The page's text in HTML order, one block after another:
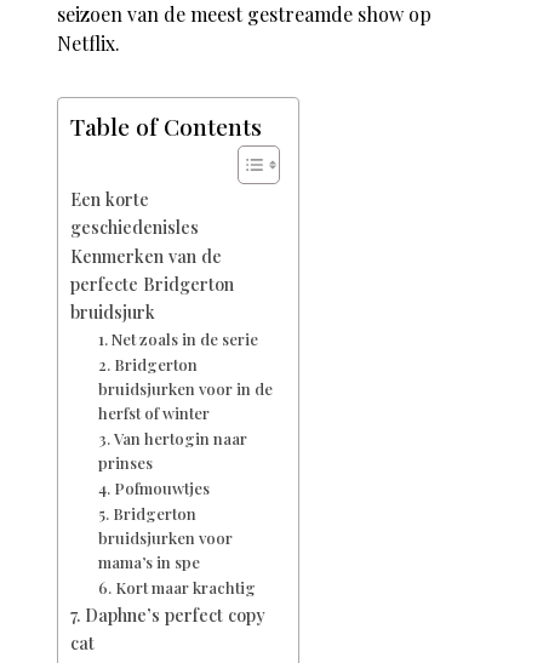
seizoen van de meest gestreamde show op
Netflix.
Table of Contents
Een korte
geschiedenisles
Kenmerken van de
perfecte Bridgerton
bruidsjurk
1. Net zoals in de serie
2. Bridgerton
bruidsjurken voor in de
herfst of winter
3. Van hertogin naar
prinses
4. Pofmouwtjes
5. Bridgerton
bruidsjurken voor
mama’s in spe
6. Kort maar krachtig
7. Daphne’s perfect copy
cat